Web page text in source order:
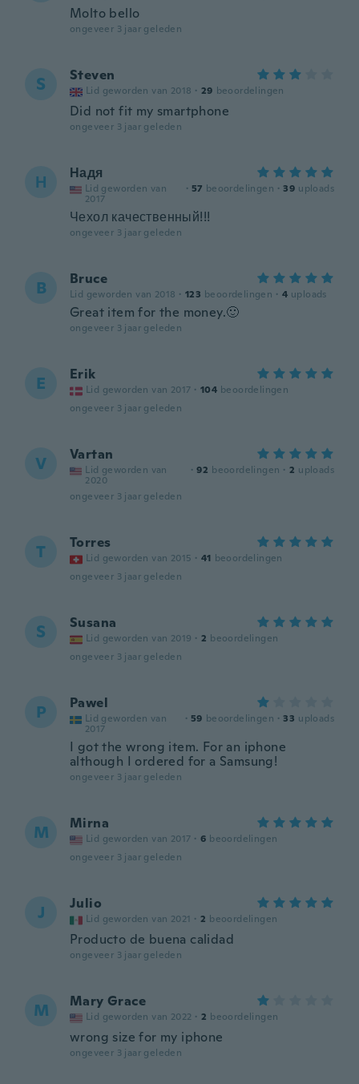
Molto bello
ongeveer 3 jaar geleden
S Steven
Lid geworden van 2018 · 29 beoordelingen
Did not fit my smartphone
ongeveer 3 jaar geleden
Н Надя
Lid geworden van
2017
· 57 beoordelingen · 39 uploads
Чехол качественный!!!
ongeveer 3 jaar geleden
B Bruce
Lid geworden van 2018 · 123 beoordelingen · 4 uploads
Great item for the money.🙂
ongeveer 3 jaar geleden
E Erik
Lid geworden van 2017 · 104 beoordelingen
ongeveer 3 jaar geleden
V Vartan
Lid geworden van
2020
· 92 beoordelingen · 2 uploads
ongeveer 3 jaar geleden
T Torres
Lid geworden van 2015 · 41 beoordelingen
ongeveer 3 jaar geleden
S Susana
Lid geworden van 2019 · 2 beoordelingen
ongeveer 3 jaar geleden
P Pawel
Lid geworden van
2017
· 59 beoordelingen · 33 uploads
I got the wrong item. For an iphone
although I ordered for a Samsung!
ongeveer 3 jaar geleden
M Mirna
Lid geworden van 2017 · 6 beoordelingen
ongeveer 3 jaar geleden
J Julio
Lid geworden van 2021 · 2 beoordelingen
Producto de buena calidad
ongeveer 3 jaar geleden
M Mary Grace
Lid geworden van 2022 · 2 beoordelingen
wrong size for my iphone
ongeveer 3 jaar geleden